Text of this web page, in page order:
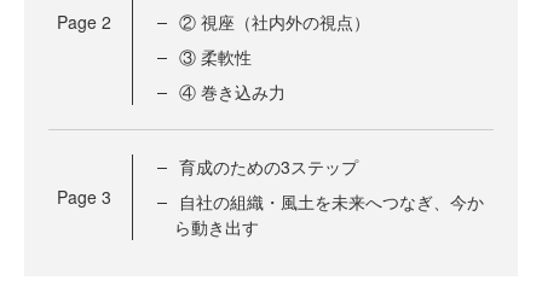
Page 2
② 視座（社内外の視点）
③ 柔軟性
④ 巻き込み力
Page 3
育成のための3ステップ
自社の組織・風土を未来へつなぎ、今か
ら動き出す